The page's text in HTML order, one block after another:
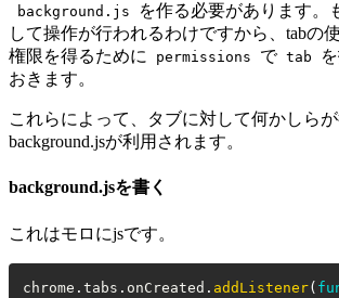
background.js を作る必要があります。
して操作が行われるわけですから、tabの
権限を得るために
permissions で tab
おきます。
これらによって、タブに対して何かしら
background.jsが利用されます。
background.jsを書く
これはモロにjsです。
chrome . tabs . onCreated . addListener(